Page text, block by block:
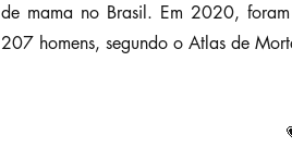
de mama no Brasil. Em 2020,
207 homens, segundo o Atlas de